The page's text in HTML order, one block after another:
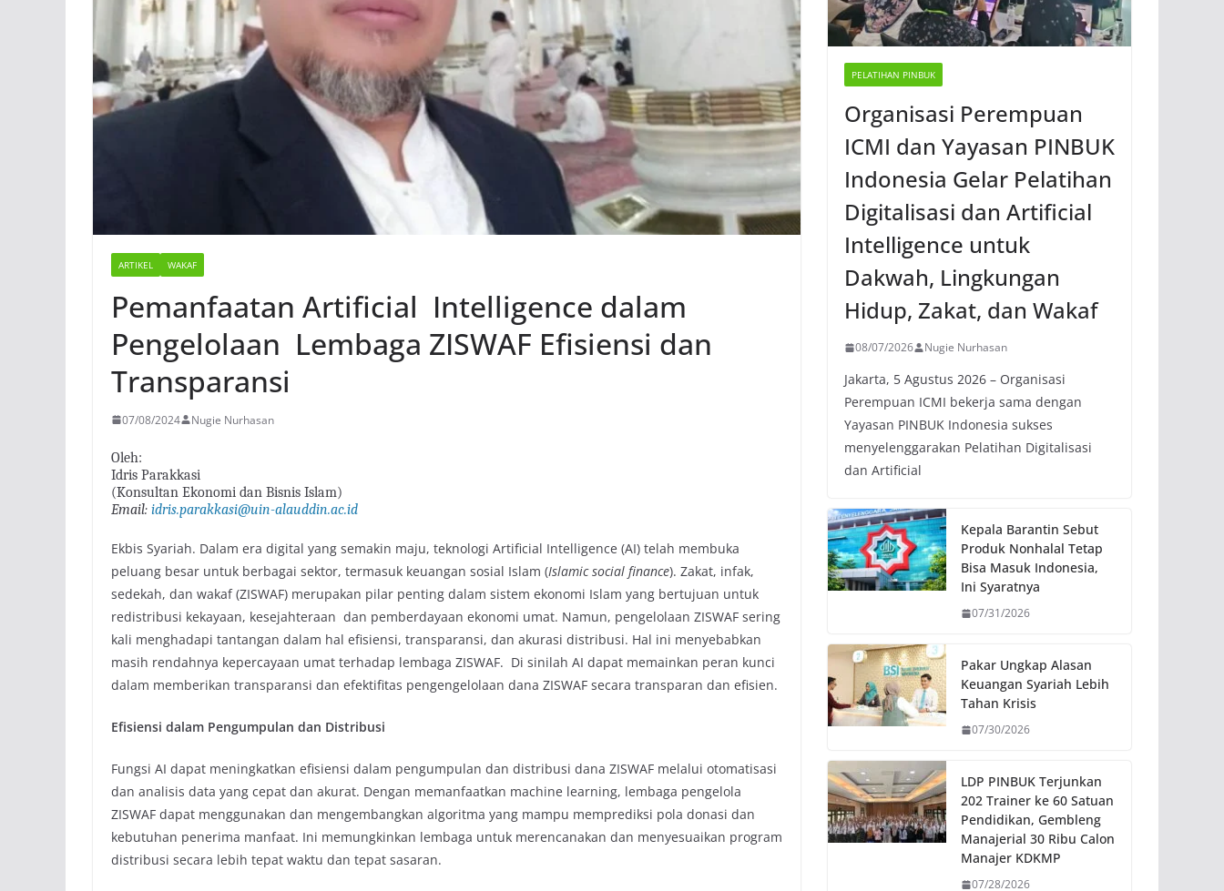
ARTIKEL WAKAF
Pemanfaatan Artificial Intelligence dalam
Pengelolaan Lembaga ZISWAF Efisiensi dan
Transparansi
07/08/2024 Nugie Nurhasan
Oleh:
Idris Parakkasi
(Konsultan Ekonomi dan Bisnis Islam)
Email: idris.parakkasi@uin-alauddin.ac.id
Ekbis Syariah. Dalam era digital yang semakin maju, teknologi Artificial Intelligence (AI) telah membuka
peluang besar untuk berbagai sektor, termasuk keuangan sosial Islam (Islamic social finance). Zakat, infak,
sedekah, dan wakaf (ZISWAF) merupakan pilar penting dalam sistem ekonomi Islam yang bertujuan untuk
redistribusi kekayaan, kesejahteraan dan pemberdayaan ekonomi umat. Namun, pengelolaan ZISWAF sering
kali menghadapi tantangan dalam hal efisiensi, transparansi, dan akurasi distribusi. Hal ini menyebabkan
masih rendahnya kepercayaan umat terhadap lembaga ZISWAF. Di sinilah AI dapat memainkan peran kunci
dalam memberikan transparansi dan efektifitas pengengelolaan dana ZISWAF secara transparan dan efisien.
Efisiensi dalam Pengumpulan dan Distribusi
Fungsi AI dapat meningkatkan efisiensi dalam pengumpulan dan distribusi dana ZISWAF melalui otomatisasi
dan analisis data yang cepat dan akurat. Dengan memanfaatkan machine learning, lembaga pengelola
ZISWAF dapat menggunakan dan mengembangkan algoritma yang mampu memprediksi pola donasi dan
kebutuhan penerima manfaat. Ini memungkinkan lembaga untuk merencanakan dan menyesuaikan program
distribusi secara lebih tepat waktu dan tepat sasaran.
PELATIHAN PINBUK
Organisasi Perempuan
ICMI dan Yayasan PINBUK
Indonesia Gelar Pelatihan
Digitalisasi dan Artificial
Intelligence untuk
Dakwah, Lingkungan
Hidup, Zakat, dan Wakaf
08/07/2026 Nugie Nurhasan
Jakarta, 5 Agustus 2026 – Organisasi
Perempuan ICMI bekerja sama dengan
Yayasan PINBUK Indonesia sukses
menyelenggarakan Pelatihan Digitalisasi
dan Artificial
Kepala Barantin Sebut
Produk Nonhalal Tetap
Bisa Masuk Indonesia,
Ini Syaratnya
07/31/2026
Pakar Ungkap Alasan
Keuangan Syariah Lebih
Tahan Krisis
07/30/2026
LDP PINBUK Terjunkan
202 Trainer ke 60 Satuan
Pendidikan, Gembleng
Manajerial 30 Ribu Calon
Manajer KDKMP
07/28/2026